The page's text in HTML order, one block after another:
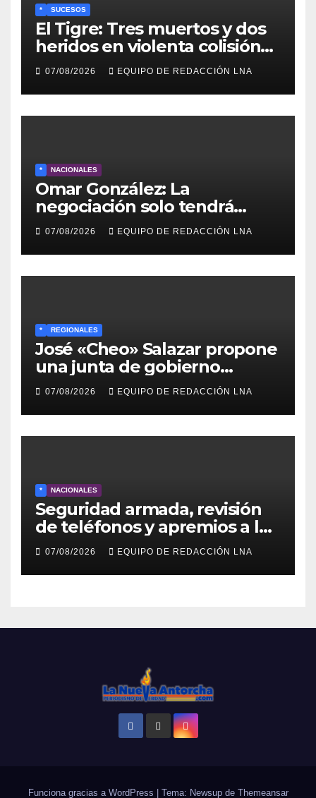
* SUCESOS
El Tigre: Tres muertos y dos
heridos en violenta colisión
de vehículos
07/08/2026 EQUIPO DE REDACCIÓN LNA
* NACIONALES
Omar González: La
negociación solo tendrá
sentido si fija un cronograma
para elegir un nuevo
gobierno
07/08/2026 EQUIPO DE REDACCIÓN LNA
* REGIONALES
José «Cheo» Salazar propone
una junta de gobierno
transitoria ante la crisis de
representatividad en
Venezuela
07/08/2026 EQUIPO DE REDACCIÓN LNA
* NACIONALES
Seguridad armada, revisión
de teléfonos y apremios a la
prensa en el reinicio del
diálogo venezolano
07/08/2026 EQUIPO DE REDACCIÓN LNA
Funciona gracias a WordPress | Tema: Newsup de Themeansar